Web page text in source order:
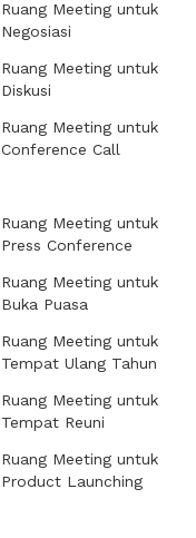
Ruang Meeting untuk
Negosiasi
Ruang Meeting untuk
Diskusi
Ruang Meeting untuk
Conference Call
Ruang Meeting untuk
Press Conference
Ruang Meeting untuk
Buka Puasa
Ruang Meeting untuk
Tempat Ulang Tahun
Ruang Meeting untuk
Tempat Reuni
Ruang Meeting untuk
Product Launching